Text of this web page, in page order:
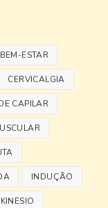
BEM-ESTAR
CERVICALGIA
CAPILAR
INDUÇÃO
KINESIO